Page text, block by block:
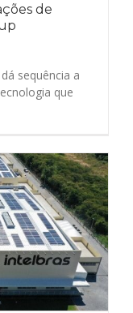
de
sequência a
que